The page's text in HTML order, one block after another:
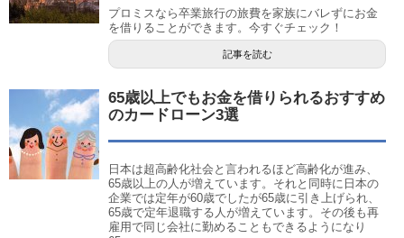
プロミスなら卒業旅行の旅費を家族にバレずにお金
を借りることができます。今すぐチェック！
記事を読む
65歳以上でもお金を借りられるおすすめ
のカードローン3選
日本は超高齢化社会と言われるほど高齢化が進み、
65歳以上の人が増えています。それと同時に日本の
企業では定年が60歳でしたが65歳に引き上げられ、
65歳で定年退職する人が増えています。その後も再
雇用で同じ会社に勤めることもできるようになり